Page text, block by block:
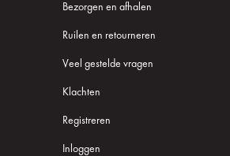
Bezorgen en afhalen
Ruilen en retourneren
Veel gestelde vragen
Klachten
Registreren
Inloggen